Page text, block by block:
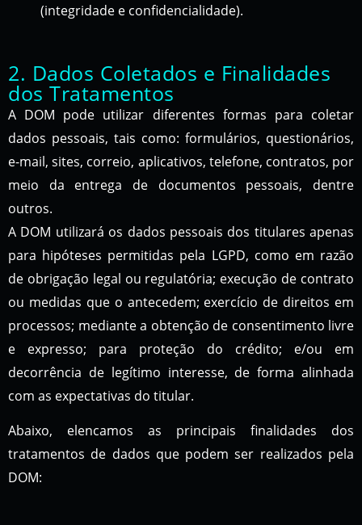
(integridade e confidencialidade).
2. Dados Coletados e Finalidades
dos Tratamentos
A DOM pode utilizar diferentes formas para coletar
dados pessoais, tais como: formulários, questionários,
e-mail, sites, correio, aplicativos, telefone, contratos, por
meio da entrega de documentos pessoais, dentre
outros.
A DOM utilizará os dados pessoais dos titulares apenas
para hipóteses permitidas pela LGPD, como em razão
de obrigação legal ou regulatória; execução de contrato
ou medidas que o antecedem; exercício de direitos em
processos; mediante a obtenção de consentimento livre
e expresso; para proteção do crédito; e/ou em
decorrência de legítimo interesse, de forma alinhada
com as expectativas do titular.
Abaixo, elencamos as principais finalidades dos
tratamentos de dados que podem ser realizados pela
DOM: